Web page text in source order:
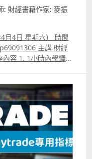
財經書藉作家: 麥振
月4日 星期六） 時間
容 1. 1小時內學懂用
為python版本 5.如
度數據的交易策略
名whatspp